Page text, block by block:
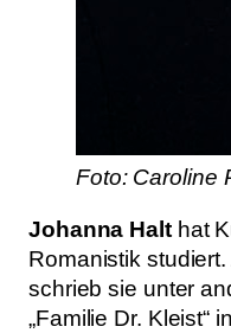
Foto: Caroline
Johanna Halthat
Romanistik
schrieb sie unter
„Familie Dr. Kleist“